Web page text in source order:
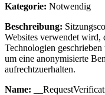
Kategorie: Notwendig
Beschreibung:
Websites verwendet
Technologien
um eine anonymisierte
aufrechtzuerhalten.
Name: